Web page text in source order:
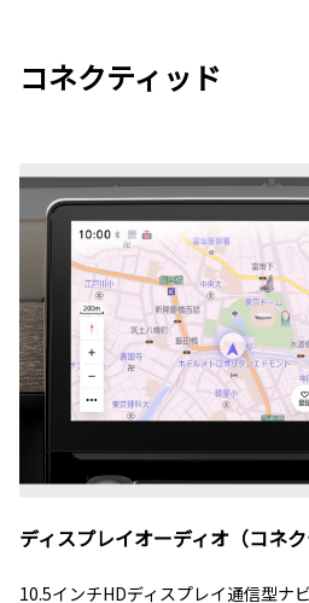
コネクティッド
ディスプレイオーディオ（コネ
10.5インチHDディスプレイ通信型ナ